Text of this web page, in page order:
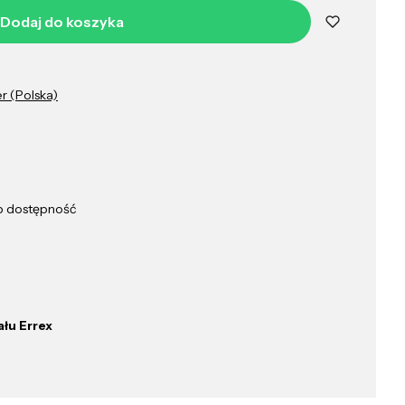
Dodaj do koszyka
(Polska)
dostępność
Errex